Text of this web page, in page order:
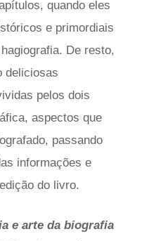
quando eles
e primordiais
De resto,
deliciosas
pelos dois
aspectos que
passando
informações e
do livro.
e arte da biografia